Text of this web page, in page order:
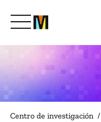
Conoce a
Qué hacemos
Centro de investigación /